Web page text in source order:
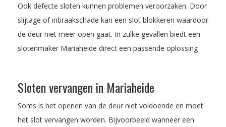
Ook defecte sloten kunnen problemen veroorzaken. Door
slijtage of inbraakschade kan een slot blokkeren waardoor
de deur niet meer open gaat. In zulke gevallen biedt een
slotenmaker Mariaheide direct een passende oplossing
Sloten vervangen in Mariaheide
Soms is het openen van de deur niet voldoende en moet
het slot vervangen worden. Bijvoorbeeld wanneer een